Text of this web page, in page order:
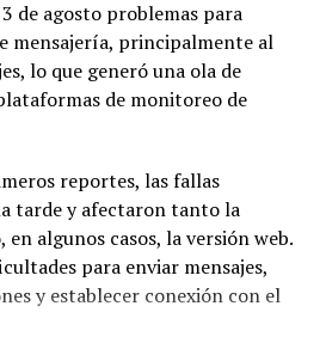
de agosto problemas para
mensajería, principalmente al
lo que generó una ola de
de monitoreo de
reportes, las fallas
tarde y afectaron tanto la
algunos casos, la versión web.
para enviar mensajes,
y establecer conexión con el